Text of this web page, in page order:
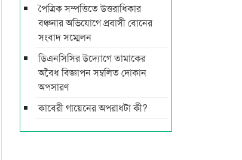
পৈত্রিক সম্পত্তিতে উত্তরাধিকার
বঞ্চনার অভিযোগে প্রবাসী বোনের
সংবাদ সম্মেলন
ডিএনসিসির উদ্যোগে তামাকের
অবৈধ বিজ্ঞাপন সম্বলিত দোকান
অপসারণ
কাবেরী গায়েনের অপরাধটা কী?